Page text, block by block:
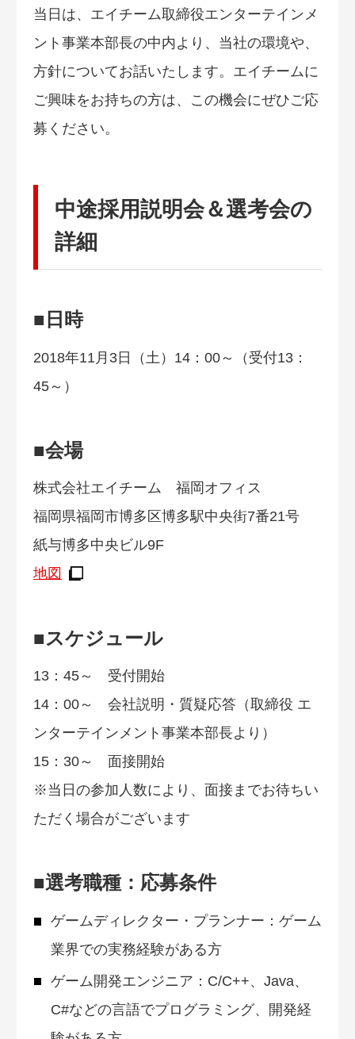
当日は、エイチーム取締役エンターテインメ
ント事業本部長の中内より、当社の環境や、
方針についてお話いたします。エイチームに
ご興味をお持ちの方は、この機会にぜひご応
募ください。
中途採用説明会＆選考会の
詳細
■日時
2018年11月3日（土）14：00～（受付13：
45～）
■会場
株式会社エイチーム 福岡オフィス
福岡県福岡市博多区博多駅中央街7番21号
紙与博多中央ビル9F
地図
■スケジュール
13：45～ 受付開始
14：00～ 会社説明・質疑応答（取締役 エ
ンターテインメント事業本部長より）
15：30～ 面接開始
※当日の参加人数により、面接までお待ちい
ただく場合がございます
■選考職種：応募条件
ゲームディレクター・プランナー：ゲーム
業界での実務経験がある方
ゲーム開発エンジニア：C/C++、Java、
C#などの言語でプログラミング、開発経